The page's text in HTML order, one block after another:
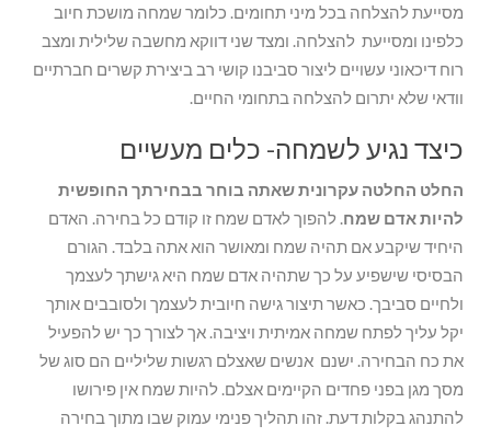
מסייעת להצלחה בכל מיני תחומים. כלומר שמחה מושכת חיוב
כלפינו ומסייעת להצלחה. ומצד שני דווקא מחשבה שלילית ומצב
רוח דיכאוני עשויים ליצור סביבנו קושי רב ביצירת קשרים חברתיים
וודאי שלא יתרום להצלחה בתחומי החיים.
כיצד נגיע לשמחה- כלים מעשיים
החלט החלטה עקרונית שאתה בוחר בבחירתך החופשית
להיות אדם שמח. להפוך לאדם שמח זו קודם כל בחירה. האדם
היחיד שיקבע אם תהיה שמח ומאושר הוא אתה בלבד. הגורם
הבסיסי שישפיע על כך שתהיה אדם שמח היא גישתך לעצמך
ולחיים סביבך. כאשר תיצור גישה חיובית לעצמך ולסובבים אותך
יקל עליך לפתח שמחה אמיתית ויציבה. אך לצורך כך יש להפעיל
את כח הבחירה. ישנם אנשים שאצלם רגשות שליליים הם סוג של
מסך מגן בפני פחדים הקיימים אצלם. להיות שמח אין פירושו
להתנהג בקלות דעת. זהו תהליך פנימי עמוק שבו מתוך בחירה